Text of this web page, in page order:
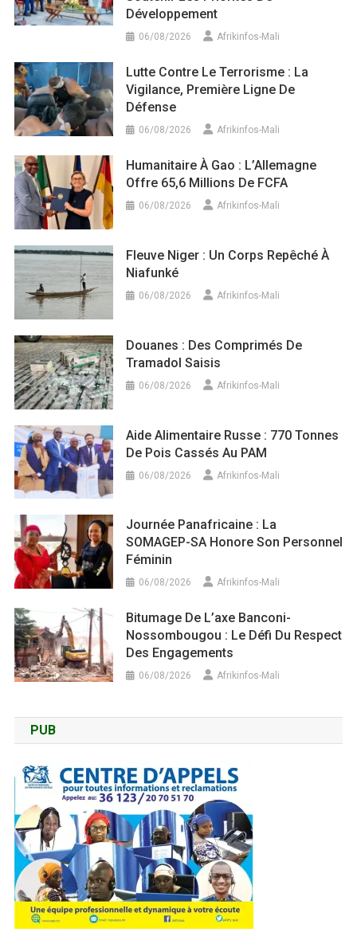
Développement
06/08/2026 Afrikinfos-Mali
Lutte Contre Le Terrorisme : La
Vigilance, Première Ligne De
Défense
06/08/2026 Afrikinfos-Mali
Humanitaire À Gao : L’Allemagne
Offre 65,6 Millions De FCFA
06/08/2026 Afrikinfos-Mali
Fleuve Niger : Un Corps Repêché À
Niafunké
06/08/2026 Afrikinfos-Mali
Douanes : Des Comprimés De
Tramadol Saisis
06/08/2026 Afrikinfos-Mali
Aide Alimentaire Russe : 770 Tonnes
De Pois Cassés Au PAM
06/08/2026 Afrikinfos-Mali
Journée Panafricaine : La
SOMAGEP-SA Honore Son Personnel
Féminin
06/08/2026 Afrikinfos-Mali
Bitumage De L’axe Banconi-
Nossombougou : Le Défi Du Respect
Des Engagements
06/08/2026 Afrikinfos-Mali
PUB